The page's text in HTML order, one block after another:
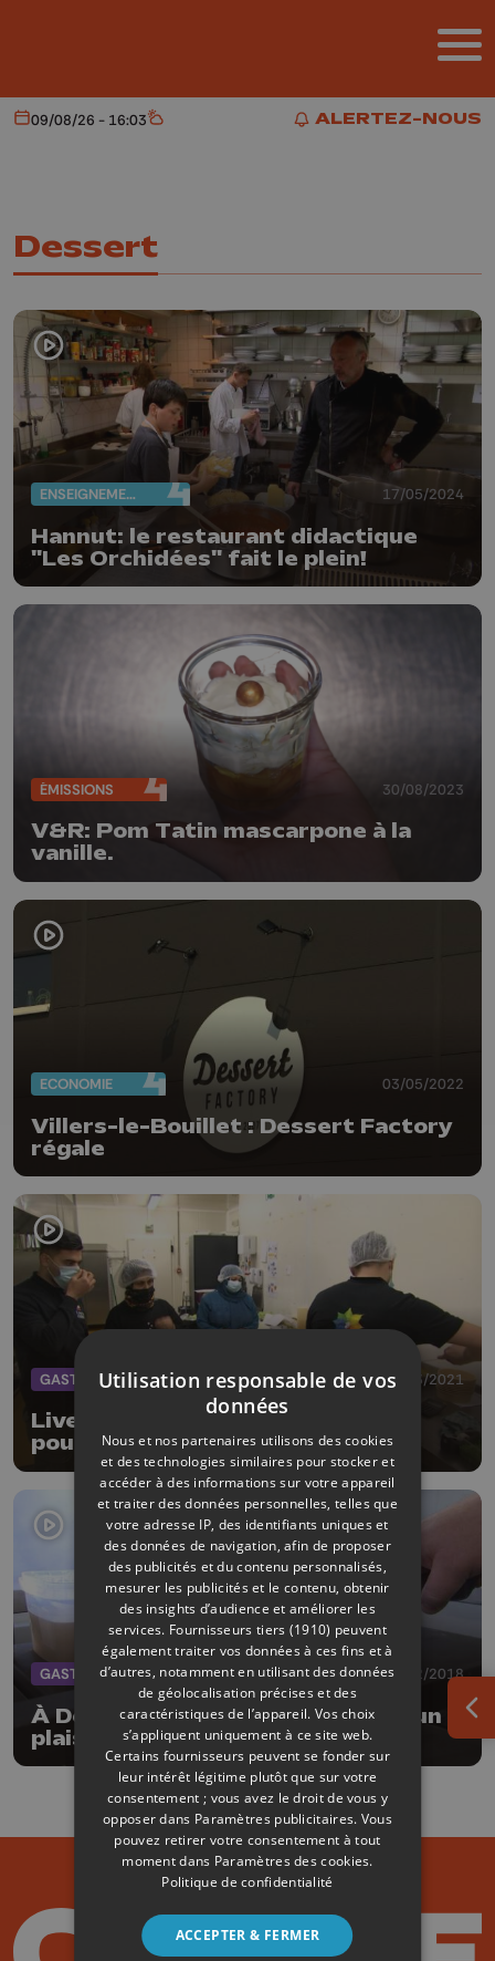
ALERTEZ-NOUS
ALERTEZ-NOUS
Aujourd'hui
09/08/26 - 16:03 Météo
Dessert
ENSEIGNEMENT 17/05/2024
Hannut: le restaurant didactique
"Les Orchidées" fait le plein!
ÉMISSIONS 30/08/2023
V&R: Pom Tatin mascarpone à la
vanille.
ECONOMIE 03/05/2022
Villers-le-Bouillet : Dessert Factory
régale
GASTRONOMIE 04/03/2021
Live in Color: un menu 7 services
pour découvrir l'Afghanistan
GASTRONOMIE 21/12/2018
À Donceel, la bÍ»che de Noël est un
plaisir glacé
Utilisation responsable de vos
données
Nous et nos partenaires utilisons des cookies
et des technologies similaires pour stocker et
accéder à des informations sur votre appareil
et traiter des données personnelles, telles que
votre adresse IP, des identifiants uniques et
des données de navigation, afin de proposer
des publicités et du contenu personnalisés,
mesurer les publicités et le contenu, obtenir
des insights d’audience et améliorer les
services. Fournisseurs tiers (1910) peuvent
également traiter vos données à ces fins et à
d’autres, notamment en utilisant des données
de géolocalisation précises et des
caractéristiques de l’appareil. Vos choix
s’appliquent uniquement à ce site web.
Certains fournisseurs peuvent se fonder sur
leur intérêt légitime plutôt que sur votre
consentement ; vous avez le droit de vous y
opposer dans Paramètres publicitaires. Vous
pouvez retirer votre consentement à tout
moment dans Paramètres des cookies.
Politique de confidentialité
ACCEPTER & FERMER